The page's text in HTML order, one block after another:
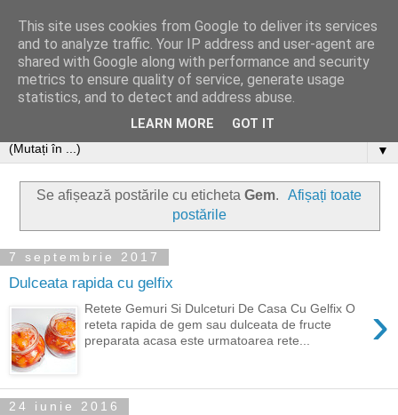
▼
Se afișează postările cu eticheta Gem.
Afișați toate
postările
7 septembrie 2017
Dulceata rapida cu gelfix
›
Retete Gemuri Si Dulceturi De Casa Cu Gelfix O
reteta rapida de gem sau dulceata de fructe
preparata acasa este urmatoarea rete...
24 iunie 2016
This site uses cookies from Google to deliver its services
and to analyze traffic. Your IP address and user-agent are
shared with Google along with performance and security
metrics to ensure quality of service, generate usage
statistics, and to detect and address abuse.
LEARN MORE GOT IT